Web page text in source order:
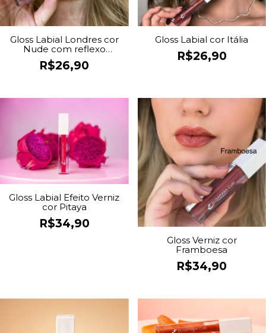
Gloss Labial Londres cor
Nude com reflexo
metalizado
R$26,90
Gloss Labial cor Itália
R$26,90
Gloss Labial Efeito Verniz
cor Pitaya
R$34,90
Gloss Verniz cor
Framboesa
R$34,90